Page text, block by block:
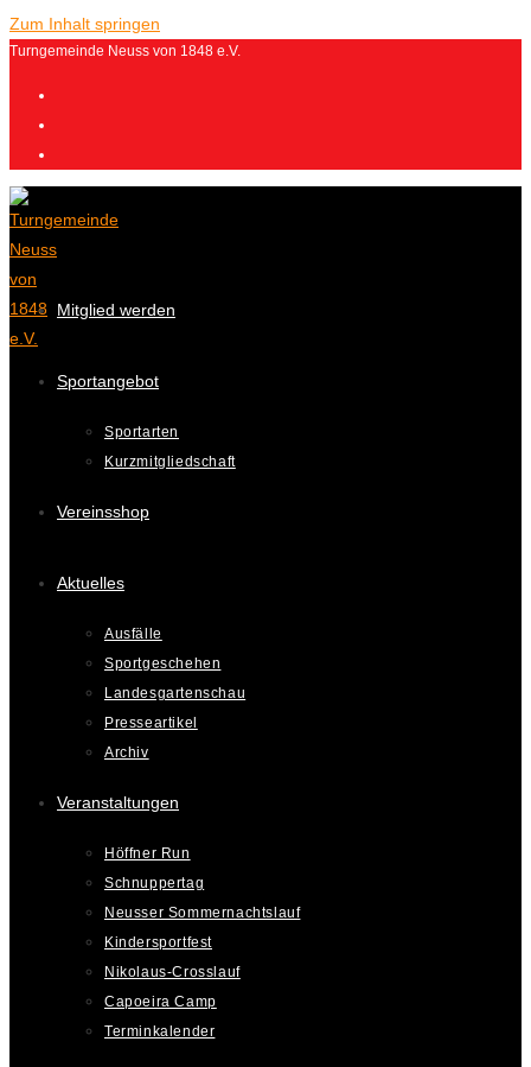
Zum Inhalt springen
Turngemeinde Neuss von 1848 e.V.
Mitglied werden
Sportangebot
Sportarten
Kurzmitgliedschaft
Vereinsshop
Aktuelles
Ausfälle
Sportgeschehen
Landesgartenschau
Presseartikel
Archiv
Veranstaltungen
Höffner Run
Schnuppertag
Neusser Sommernachtslauf
Kindersportfest
Nikolaus-Crosslauf
Capoeira Camp
Terminkalender